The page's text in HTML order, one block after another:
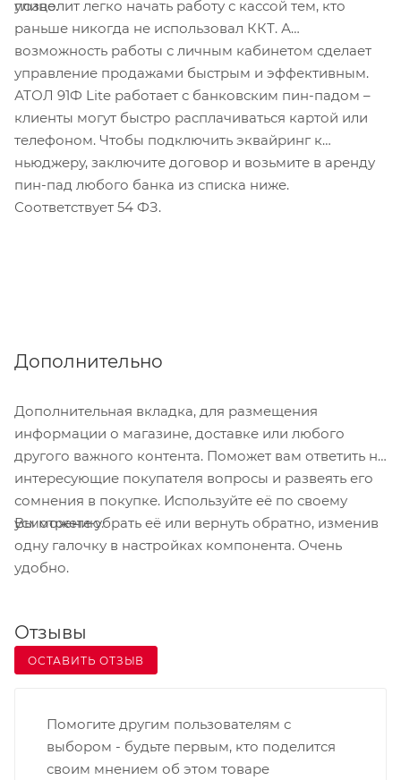
улице.
позволит легко начать работу с кассой тем, кто
раньше никогда не использовал ККТ. А
возможность работы с личным кабинетом сделает
управление продажами быстрым и эффективным.
АТОЛ 91Ф Lite работает с банковским пин-падом –
клиенты могут быстро расплачиваться картой или
телефоном. Чтобы подключить эквайринг к
ньюджеру, заключите договор и возьмите в аренду
пин-пад любого банка из списка ниже.
Соответствует 54 ФЗ.
Дополнительно
Дополнительная вкладка, для размещения
информации о магазине, доставке или любого
другого важного контента. Поможет вам ответить на
интересующие покупателя вопросы и развеять его
сомнения в покупке. Используйте её по своему
усмотрению.
Вы можете убрать её или вернуть обратно, изменив
одну галочку в настройках компонента. Очень
удобно.
Отзывы
ОСТАВИТЬ ОТЗЫВ
Помогите другим пользователям с
выбором - будьте первым, кто поделится
своим мнением об этом товаре